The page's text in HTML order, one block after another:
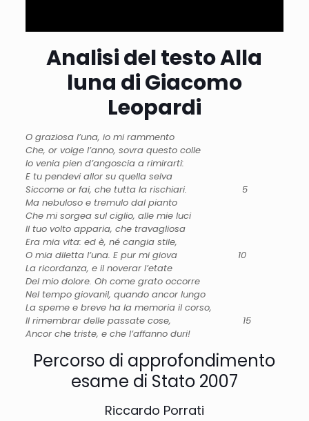
Analisi del testo Alla
luna di Giacomo
Leopardi
O graziosa l’una, io mi rammento
Che, or volge l’anno, sovra questo colle
Io venia pien d’angoscia a rimirarti:
E tu pendevi allor su quella selva
Siccome or fai, che tutta la rischiari. 5
Ma nebuloso e tremulo dal pianto
Che mi sorgea sul ciglio, alle mie luci
Il tuo volto apparia, che travagliosa
Era mia vita: ed è, né cangia stile,
O mia diletta l’una. E pur mi giova 10
La ricordanza, e il noverar l’etate
Del mio dolore. Oh come grato occorre
Nel tempo giovanil, quando ancor lungo
La speme e breve ha la memoria il corso,
Il rimembrar delle passate cose, 15
Ancor che triste, e che l’affanno duri!
Percorso di approfondimento
esame di Stato 2007
Riccardo Porrati